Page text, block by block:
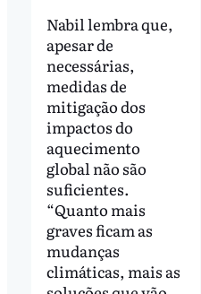
Nabil lembra que,
apesar de
necessárias,
medidas de
mitigação dos
impactos do
aquecimento
global não são
suficientes.
“Quanto mais
graves ficam as
mudanças
climáticas, mais as